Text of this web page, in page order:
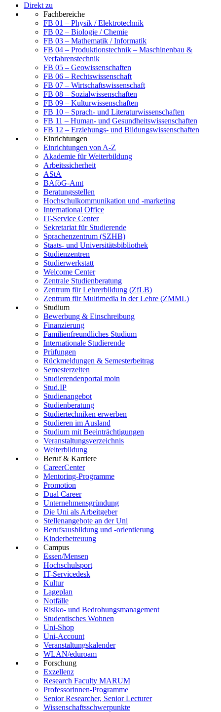
Direkt zu
Fachbereiche
FB 01 – Physik / Elektrotechnik
FB 02 – Biologie / Chemie
FB 03 – Mathematik / Informatik
FB 04 – Produktionstechnik – Maschinenbau &
Verfahrenstechnik
FB 05 – Geowissenschaften
FB 06 – Rechtswissenschaft
FB 07 – Wirtschaftswissenschaft
FB 08 – Sozialwissenschaften
FB 09 – Kulturwissenschaften
FB 10 – Sprach- und Literaturwissenschaften
FB 11 – Human- und Gesundheitswissenschaften
FB 12 – Erziehungs- und Bildungswissenschaften
Einrichtungen
Einrichtungen von A-Z
Akademie für Weiterbildung
Arbeitssicherheit
AStA
BAföG-Amt
Beratungsstellen
Hochschulkommunikation und -marketing
International Office
IT-Service Center
Sekretariat für Studierende
Sprachenzentrum (SZHB)
Staats- und Universitätsbibliothek
Studienzentren
Studierwerkstatt
Welcome Center
Zentrale Studienberatung
Zentrum für Lehrerbildung (ZfLB)
Zentrum für Multimedia in der Lehre (ZMML)
Studium
Bewerbung & Einschreibung
Finanzierung
Familienfreundliches Studium
Internationale Studierende
Prüfungen
Rückmeldungen & Semesterbeitrag
Semesterzeiten
Studierendenportal moin
Stud.IP
Studienangebot
Studienberatung
Studiertechniken erwerben
Studieren im Ausland
Studium mit Beeinträchtigungen
Veranstaltungsverzeichnis
Weiterbildung
Beruf & Karriere
CareerCenter
Mentoring-Programme
Promotion
Dual Career
Unternehmensgründung
Die Uni als Arbeitgeber
Stellenangebote an der Uni
Berufsausbildung und -orientierung
Kinderbetreuung
Campus
Essen/Mensen
Hochschulsport
IT-Servicedesk
Kultur
Lageplan
Notfälle
Risiko- und Bedrohungsmanagement
Studentisches Wohnen
Uni-Shop
Uni-Account
Veranstaltungskalender
WLAN/eduroam
Forschung
Exzellenz
Research Faculty MARUM
Professorinnen-Programme
Senior Researcher, Senior Lecturer
Wissenschaftsschwerpunkte